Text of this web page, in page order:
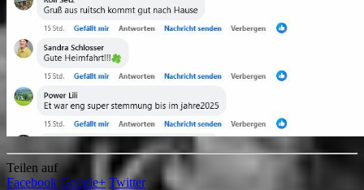
Teilen auf
Facebook Google+ Twitter